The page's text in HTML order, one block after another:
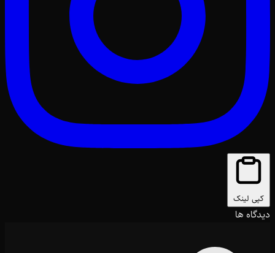
کپی لینک
دیدگاه ها